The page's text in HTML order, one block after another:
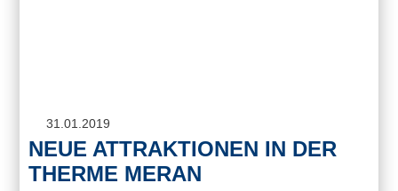
31.01.2019
NEUE ATTRAKTIONEN IN DER
THERME MERAN